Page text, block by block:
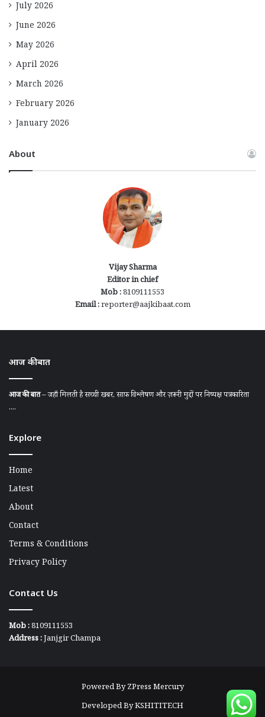
July 2026
June 2026
May 2026
April 2026
March 2026
February 2026
January 2026
About
Vijay Sharma
Editor in chief
Mob :8109111553
Email :reporter@aajkibaat.com
आज की बात
आज की बात– जहाँ मिलती है सच्ची खबर, साफ़ विश्लेषण और ज़रूरी मुद्दों पर निष्पक्ष पत्रकारिता
....
Explore
Home
Latest
About
Contact
Terms & Conditions
Privacy Policy
Contact Us
Mob :8109111553
Address :Janjgir Champa
Powered ByZPress Mercury
Developed ByKSHITITECH